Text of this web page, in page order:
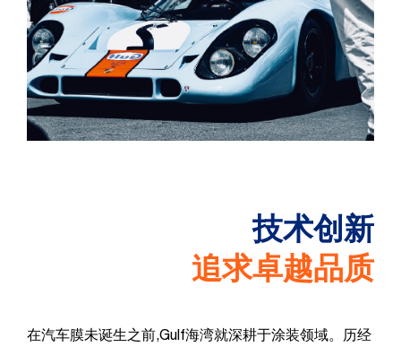
技术创新
追求卓越品质
在汽车膜未诞生之前,Gulf海湾就深耕于涂装领域。历经